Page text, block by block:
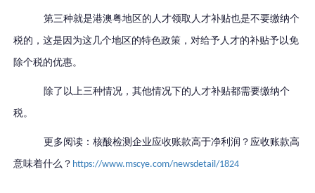
第三种就是港澳粤地区的人才领取人才补贴也是不要缴纳个
税的，这是因为这几个地区的特色政策，对给予人才的补贴予以免
除个税的优惠。
除了以上三种情况，其他情况下的人才补贴都需要缴纳个
税。
更多阅读：核酸检测企业应收账款高于净利润？应收账款高
意味着什么？ https://www.mscye.com/newsdetail/1824